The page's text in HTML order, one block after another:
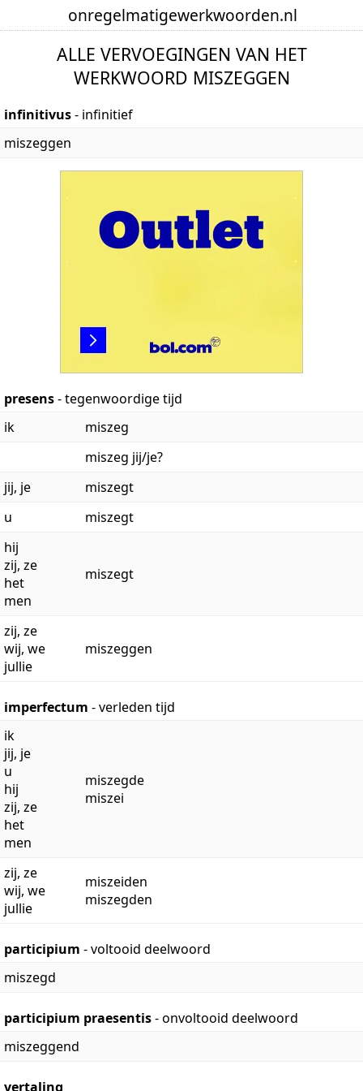
onregelmatigewerkwoorden.nl
ALLE VERVOEGINGEN VAN HET
WERKWOORD MISZEGGEN
infinitivus- infinitief
miszeggen
presens- tegenwoordige tijd
ik
miszeg
miszeg jij/je?
jij, je
miszegt
u
miszegt
hij
zij, ze
het
men
miszegt
zij, ze
wij, we
jullie
miszeggen
imperfectum - verleden tijd
ik
jij, je
u
hij
zij, ze
het
men
miszegde
miszei
zij, ze
wij, we
jullie
miszeiden
miszegden
participium - voltooid deelwoord
miszegd
participium praesentis- onvoltooid deelwoord
miszeggend
vertaling